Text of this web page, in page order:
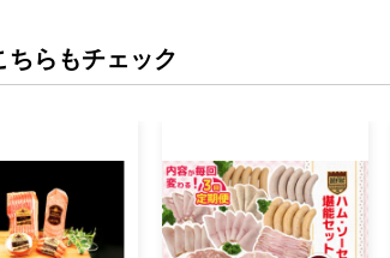
ちらもチェック